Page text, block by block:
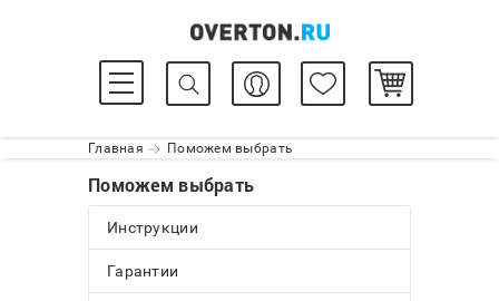
Главная Поможем выбрать
Поможем выбрать
Инструкции
Гарантии